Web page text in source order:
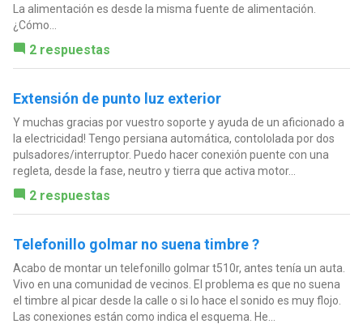
La alimentación es desde la misma fuente de alimentación.
¿Cómo...
2 respuestas
Extensión de punto luz exterior
Y muchas gracias por vuestro soporte y ayuda de un aficionado a
la electricidad! Tengo persiana automática, contololada por dos
pulsadores/interruptor. Puedo hacer conexión puente con una
regleta, desde la fase, neutro y tierra que activa motor...
2 respuestas
Telefonillo golmar no suena timbre ?
Acabo de montar un telefonillo golmar t510r, antes tenía un auta.
Vivo en una comunidad de vecinos. El problema es que no suena
el timbre al picar desde la calle o si lo hace el sonido es muy flojo.
Las conexiones están como indica el esquema. He...